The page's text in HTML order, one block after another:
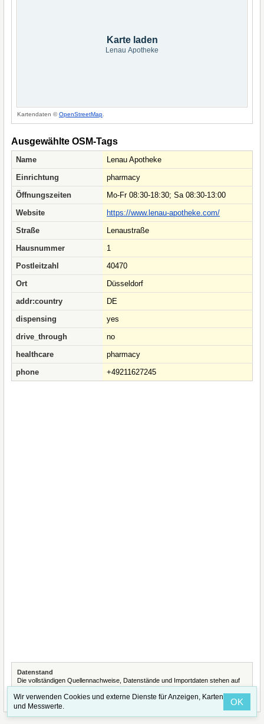
Karte laden
Lenau Apotheke
Kartendaten ©OpenStreetMap
Ausgewählte OSM-Tags
Name
Lenau Apotheke
Einrichtung
pharmacy
Öffnungszeiten
Mo-Fr 08:30-18:30; Sa 08:30-13:00
Website
https://www.lenau-apotheke.com/
Straße
Lenaustraße
Hausnummer
1
Postleitzahl
40470
Ort
Düsseldorf
addr:country
DE
dispensing
yes
drive_through
no
healthcare
pharmacy
phone
+49211627245
Datenstand
Die vollständigen Quellennachweise, Datenstände und Importdaten stehen auf
der SeiteQuellennachweise und Datenimporte.
Wir verwenden Cookies und externe Dienste für Anzeigen, Karten
und Messwerte.
OK